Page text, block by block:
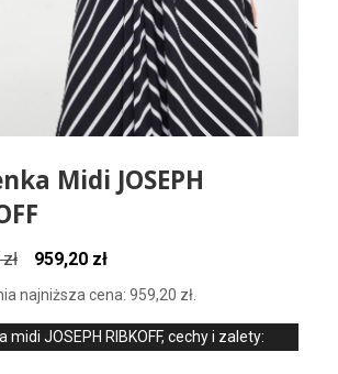
Midi JOSEPH
zł
Pierwotna
cena
1199,00 zł.
959,20 złAktualna
cena
959,20 zł.
najniższa cena: 959,20 zł.
midi JOSEPH RIBKOFF, cechy i zalety: